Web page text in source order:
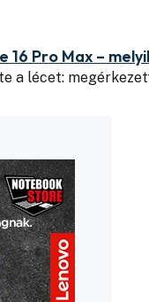
16 Pro Max –
a lécet: